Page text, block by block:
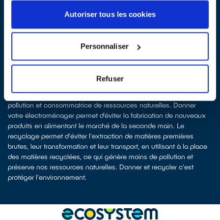
Autoriser tous les cookies
Personnaliser
Refuser
appareil
déposer en magasin(reprise « 1 pour 1 » voire « 1 pour 0 »
À Créhange, les points de collecte, partenaires de notre éco-
, nous remettent ensuite les équipements
collectés afin que nous prenions en charge leur dépollution et
leur recyclage.
Recycler, c’est économiser les ressources et réduire l’impact
La fabrication d’équipements électriques neufs est émettrice de
pollution et consommatrice de ressources naturelles. Donner
votre électroménager permet d’éviter la fabrication de nouveaux
produits en alimentant le marché de la seconde main. Le
recyclage permet d'éviter l'extraction de matières premières
brutes, leur transformation et leur transport, en utilisant à la place
des matières recyclées, ce qui génère moins de pollution et
préserve nos ressources naturelles. Donner et recycler c'est
protéger l'environnement.